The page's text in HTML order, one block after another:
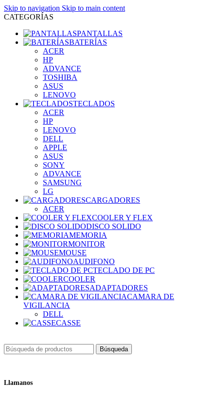
Skip to navigation Skip to main content
CATEGORÍAS
PANTALLAS
BATERÍAS
ACER
HP
ADVANCE
TOSHIBA
ASUS
LENOVO
TECLADOS
ACER
HP
LENOVO
DELL
APPLE
ASUS
SONY
ADVANCE
SAMSUNG
LG
CARGADORES
ACER
COOLER Y FLEX
DISCO SOLIDO
MEMORIA
MONITOR
MOUSE
AUDIFONO
TECLADO DE PC
COOLER
ADAPTADORES
CAMARA DE
VIGILANCIA
DELL
CASSE
Búsqueda
Llamanos